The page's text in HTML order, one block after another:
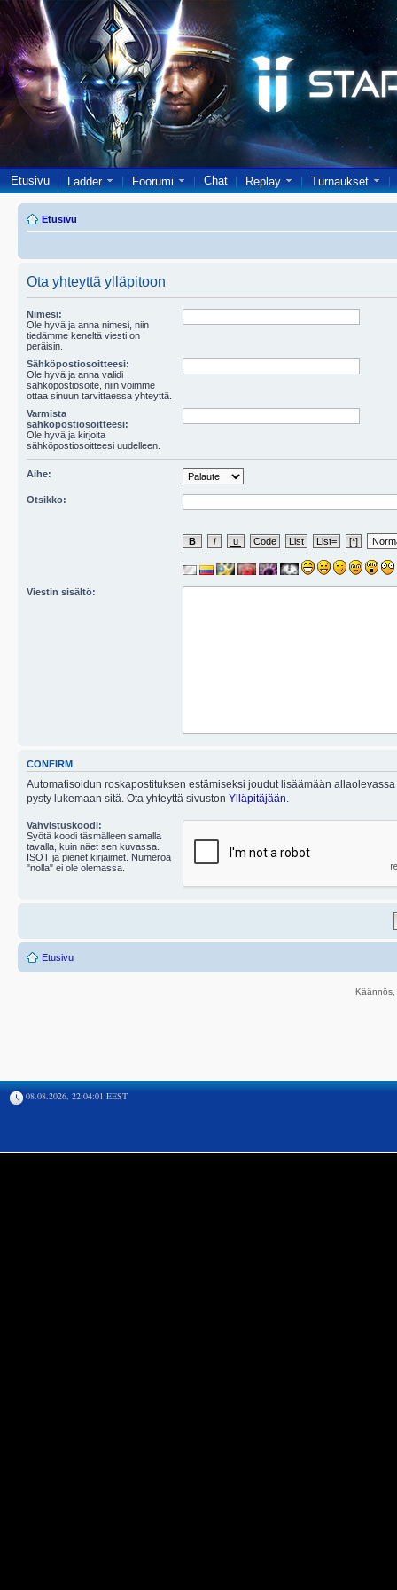
Etusivu Ladder Foorumi Chat Replay Turnaukset
Etusivu
Ota yhteyttä ylläpitoon
Nimesi:
Ole hyvä ja anna nimesi, niin
tiedämme keneltä viesti on
peräisin.
Sähköpostiosoitteesi:
Ole hyvä ja anna validi
sähköpostiosoite, niin voimme
ottaa sinuun tarvittaessa yhteyttä.
Varmista
sähköpostiosoitteesi:
Ole hyvä ja kirjoita
sähköpostiosoitteesi uudelleen.
Aihe:
Otsikko:
Viestin sisältö:
CONFIRM
Automatisoidun roskapostituksen estämiseksi joudut lisäämään
pysty lukemaan sitä. Ota yhteyttä sivuston Ylläpitäjään
Vahvistuskoodi:
Syötä koodi täsmälleen samalla
tavalla, kuin näet sen kuvassa.
ISOT ja pienet kirjaimet. Numeroa
"nolla" ei ole olemassa.
Etusivu
08.08.2026, 22:04:01 EEST